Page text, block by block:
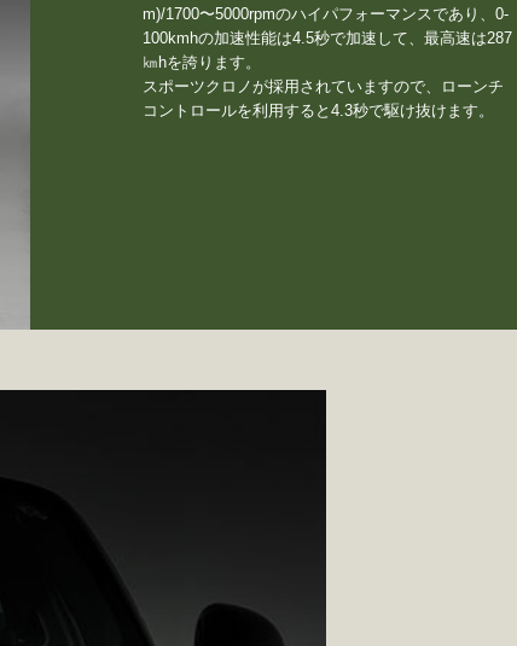
m)/1700〜5000rpmのハイパフォーマンスであり、0-
100kmhの加速性能は4.5秒で加速して、最高速は287
㎞hを誇ります。
スポーツクロノが採用されていますので、ローンチ
コントロールを利用すると4.3秒で駆け抜けます。